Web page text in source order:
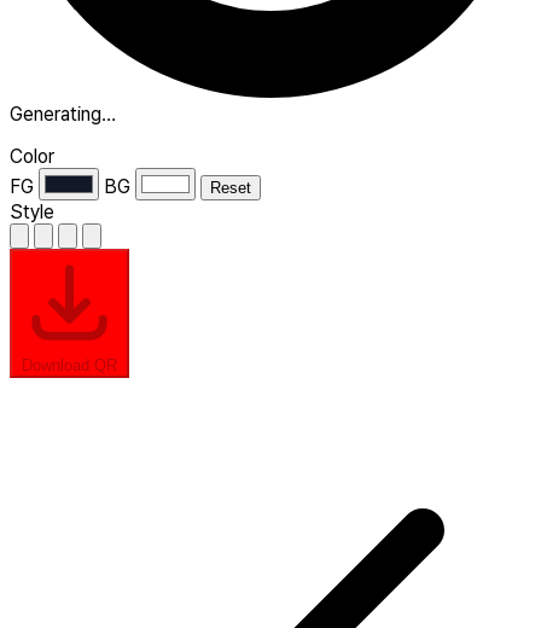
Generating…
Color
FG
BG Reset
Style
Download QR